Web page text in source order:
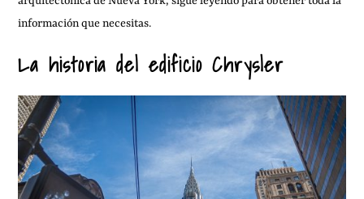
información que necesitas.
La historia del edificio Chrysler